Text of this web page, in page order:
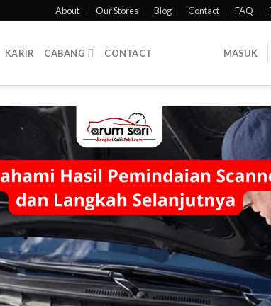
About Our Stores Blog Contact FAQ
KARIR CABANG CONTACT MASUK